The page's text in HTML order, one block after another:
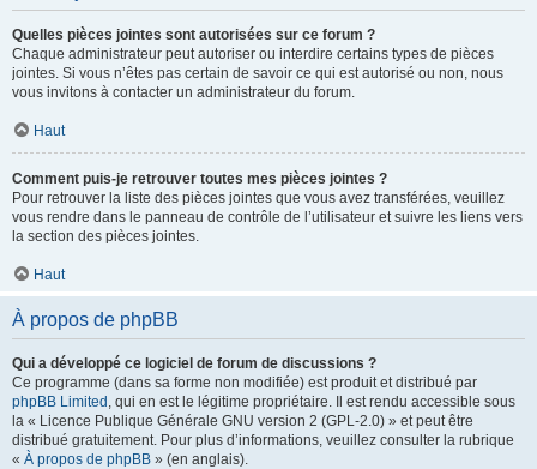
Quelles pièces jointes sont autorisées sur ce forum ?
Chaque administrateur peut autoriser ou interdire certains types de pièces
jointes. Si vous n’êtes pas certain de savoir ce qui est autorisé ou non, nous
vous invitons à contacter un administrateur du forum.
Haut
Comment puis-je retrouver toutes mes pièces jointes ?
Pour retrouver la liste des pièces jointes que vous avez transférées, veuillez
vous rendre dans le panneau de contrôle de l’utilisateur et suivre les liens vers
la section des pièces jointes.
Haut
À propos de phpBB
Qui a développé ce logiciel de forum de discussions ?
Ce programme (dans sa forme non modifiée) est produit et distribué par
phpBB Limited , qui en est le légitime propriétaire. Il est rendu accessible sous
la « Licence Publique Générale GNU version 2 (GPL-2.0) » et peut être
distribué gratuitement. Pour plus d’informations, veuillez consulter la rubrique
« À propos de phpBB » (en anglais).